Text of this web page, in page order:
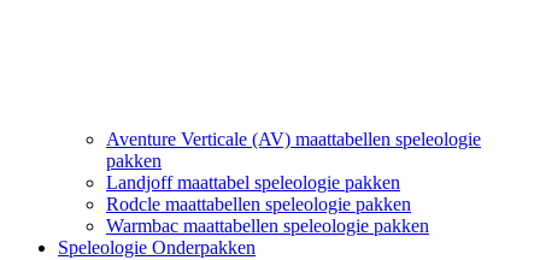
Aventure Verticale (AV) maattabellen speleologie
pakken
Landjoff maattabel speleologie pakken
Rodcle maattabellen speleologie pakken
Warmbac maattabellen speleologie pakken
Speleologie Onderpakken